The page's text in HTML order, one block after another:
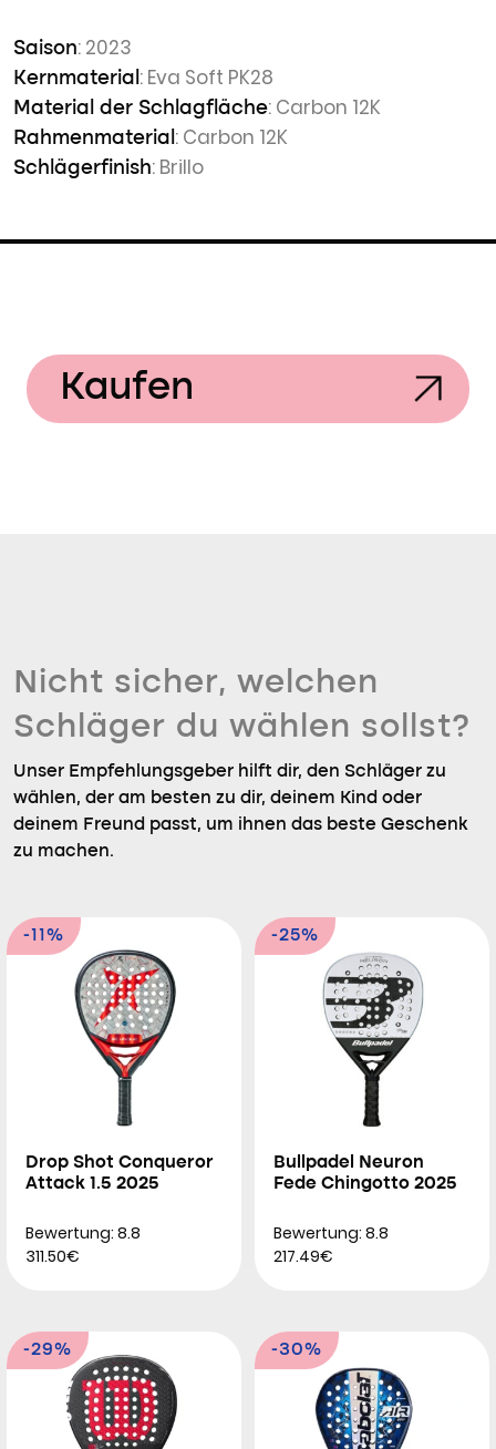
Saison: 2023
Kernmaterial : Eva Soft PK28
Material der Schlagfläche: Carbon 12K
Rahmenmaterial : Carbon 12K
Schlägerfinish: Brillo
Kaufen
Nicht sicher, welchen
Schläger du wählen sollst?
Unser Empfehlungsgeber hilft dir, den Schläger zu
wählen, der am besten zu dir, deinem Kind oder
deinem Freund passt, um ihnen das beste Geschenk
zu machen.
-11%
Drop Shot Conqueror
Attack 1.5 2025
Bewertung: 8.8
311.50€
-25%
Bullpadel Neuron
Fede Chingotto 2025
Bewertung: 8.8
217.49€
-29% -30%